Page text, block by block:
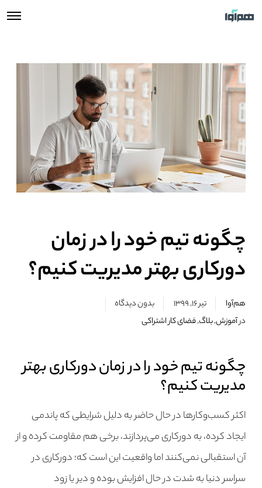
چگونه تیم خود را در زمان
دورکاری بهتر مدیریت کنیم؟
هم‌آوا تیر ۱۶, ۱۳۹۹
بدون دیدگاه
درآموزش,بلاگ,فضای کار اشتراکی
چگونه تیم خود را در زمان دورکاری بهتر
مدیریت کنیم؟
اکثر کسب‌وکارها در حال حاضر به دلیل شرایطی که پاندمی
ایجاد کرده، به دورکاری می‎‌پردازند، برخی هم مقاومت کرده و از
آن استقبالی نمی‌کنند اما واقعیت این است که؛ دورکاری در
سراسر دنیا به شدت در حال افزایش بوده و دیر یا زود